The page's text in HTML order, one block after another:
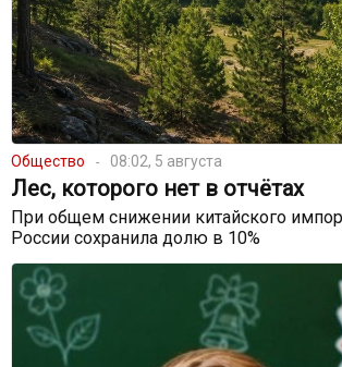
Общество 08:02, 5 августа
Лес, которого нет в отчётах
При общем снижении китайского
России сохранила долю в 10%